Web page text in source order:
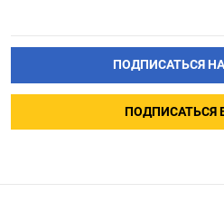
ПОДПИСАТЬСЯ
ПОДПИСАТЬСЯ В